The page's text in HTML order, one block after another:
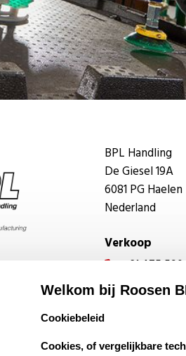
BPL Handling
De Giesel 19A
6081 PG Haelen
Nederland
Verkoop
 +31 475 590

Welkom bij Roosen
select language
Cookiebeleid
Cookies, of vergelijkbare